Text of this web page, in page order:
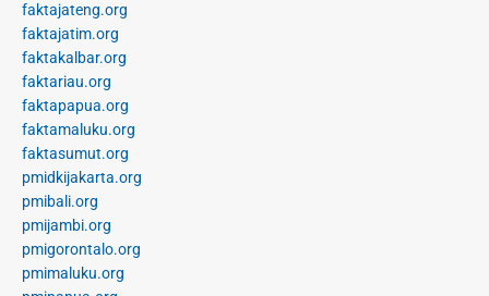
faktajateng.org
faktajatim.org
faktakalbar.org
faktariau.org
faktapapua.org
faktamaluku.org
faktasumut.org
pmidkijakarta.org
pmibali.org
pmijambi.org
pmigorontalo.org
pmimaluku.org